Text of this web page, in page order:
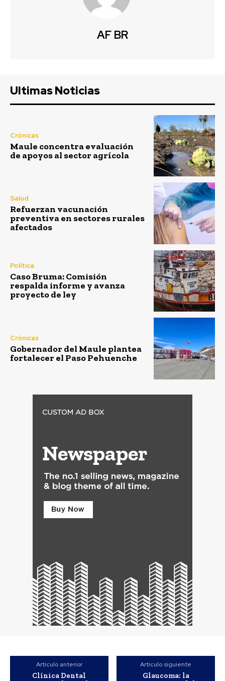
AF BR
Ultimas Noticias
Crónicas
Maule concentra evaluación
de apoyos al sector agrícola
Salud
Refuerzan vacunación
preventiva en sectores rurales
afectados
Política
Caso Bruma: Comisión
respalda informe y avanza
proyecto de ley
Crónicas
Gobernador del Maule plantea
fortalecer el Paso Pehuenche
Artículo anterior
Clínica Dental
Artículo siguiente
Glaucoma: la